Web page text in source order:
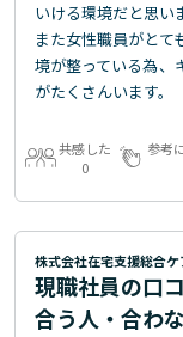
いける環境だと思い
また女性職員がとて
境が整っている為、
がたくさんいます。
共感した
0
参考
株式会社在宅支援総合ケ
現職社員の口
合う人・合わ